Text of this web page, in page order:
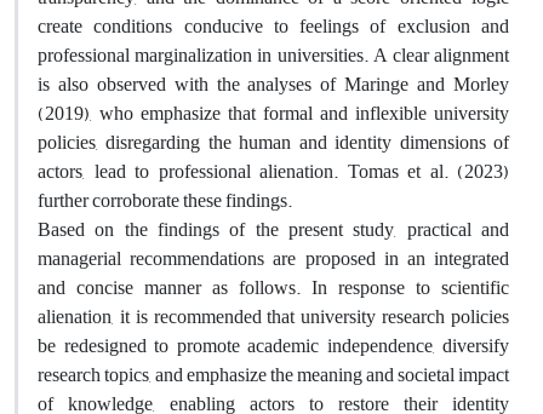
create conditions conducive to feelings of exclusion and
professional marginalization in universities. A clear alignment
is also observed with the analyses of Maringe and Morley
(2019), who emphasize that formal and inflexible university
policies, disregarding the human and identity dimensions of
actors, lead to professional alienation. Tomas et al. (2023)
further corroborate these findings.
Based on the findings of the present study, practical and
managerial recommendations are proposed in an integrated
and concise manner as follows. In response to scientific
alienation, it is recommended that university research policies
be redesigned to promote academic independence, diversify
research topics, and emphasize the meaning and societal impact
of knowledge, enabling actors to restore their identity